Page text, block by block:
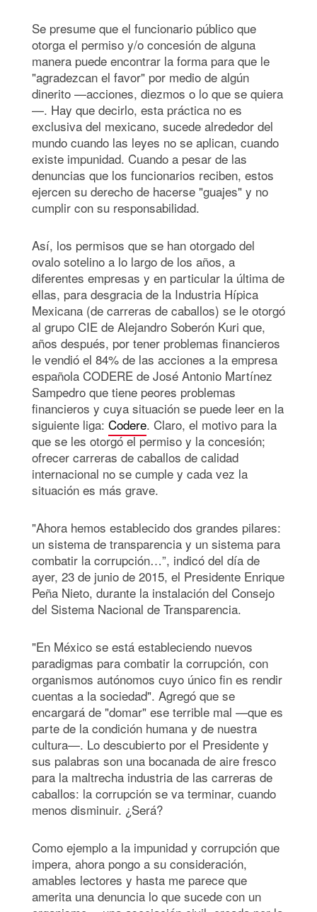
Se presume que el funcionario público que
otorga el permiso y/o concesión de alguna
manera puede encontrar la forma para que le
"agradezcan el favor" por medio de algún
dinerito —acciones, diezmos o lo que se quiera
—. Hay que decirlo, esta práctica no es
exclusiva del mexicano, sucede alrededor del
mundo cuando las leyes no se aplican, cuando
existe impunidad. Cuando a pesar de las
denuncias que los funcionarios reciben, estos
ejercen su derecho de hacerse "guajes" y no
cumplir con su responsabilidad.
Así, los permisos que se han otorgado del
ovalo sotelino a lo largo de los años, a
diferentes empresas y en particular la última de
ellas, para desgracia de la Industria Hípica
Mexicana (de carreras de caballos) se le otorgó
al grupo CIE de Alejandro Soberón Kuri que,
años después, por tener problemas financieros
le vendió el 84% de las acciones a la empresa
española CODERE de José Antonio Martínez
Sampedro que tiene peores problemas
financieros y cuya situación se puede leer en la
siguiente liga: Codere. Claro, el motivo para la
que se les otorgó el permiso y la concesión;
ofrecer carreras de caballos de calidad
internacional no se cumple y cada vez la
situación es más grave.
"Ahora hemos establecido dos grandes pilares:
un sistema de transparencia y un sistema para
combatir la corrupción…”, indicó del día de
ayer, 23 de junio de 2015, el Presidente Enrique
Peña Nieto, durante la instalación del Consejo
del Sistema Nacional de Transparencia.
"En México se está estableciendo nuevos
paradigmas para combatir la corrupción, con
organismos autónomos cuyo único fin es rendir
cuentas a la sociedad". Agregó que se
encargará de "domar" ese terrible mal —que es
parte de la condición humana y de nuestra
cultura—. Lo descubierto por el Presidente y
sus palabras son una bocanada de aire fresco
para la maltrecha industria de las carreras de
caballos: la corrupción se va terminar, cuando
menos disminuir. ¿Será?
Como ejemplo a la impunidad y corrupción que
impera, ahora pongo a su consideración,
amables lectores y hasta me parece que
amerita una denuncia lo que sucede con un